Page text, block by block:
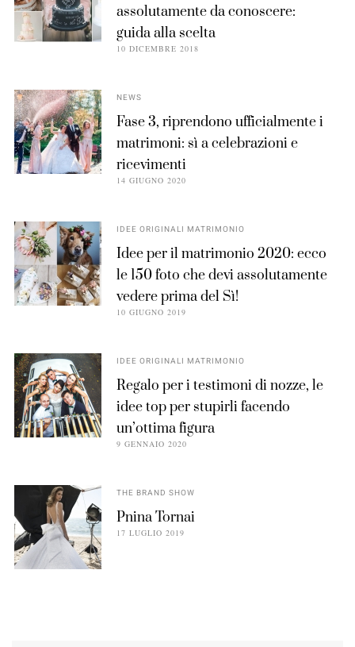
assolutamente da conoscere:
guida alla scelta
10 DICEMBRE 2018
NEWS
Fase 3, riprendono ufficialmente i
matrimoni: sì a celebrazioni e
ricevimenti
14 GIUGNO 2020
IDEE ORIGINALI MATRIMONIO
Idee per il matrimonio 2020: ecco
le 150 foto che devi assolutamente
vedere prima del Sì!
10 GIUGNO 2019
IDEE ORIGINALI MATRIMONIO
Regalo per i testimoni di nozze, le
idee top per stupirli facendo
un’ottima figura
9 GENNAIO 2020
THE BRAND SHOW
Pnina Tornai
17 LUGLIO 2019